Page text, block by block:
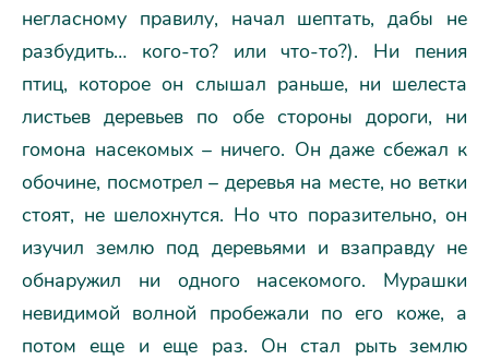
негласному правилу, начал шептать, дабы не
разбудить… кого-то? или что-то?). Ни пения
птиц, которое он слышал раньше, ни шелеста
листьев деревьев по обе стороны дороги, ни
гомона насекомых – ничего. Он даже сбежал к
обочине, посмотрел – деревья на месте, но ветки
стоят, не шелохнутся. Но что поразительно, он
изучил землю под деревьями и взаправду не
обнаружил ни одного насекомого. Мурашки
невидимой волной пробежали по его коже, а
потом еще и еще раз. Он стал рыть землю